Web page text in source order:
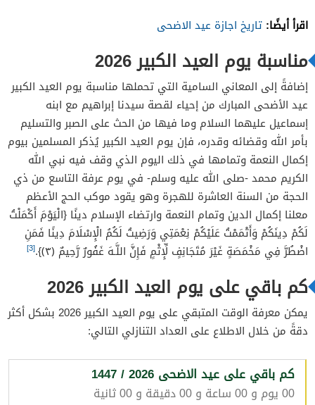
اقرأ أيضًا: تاريخ اجازة عيد الاضحى
مناسبة يوم العيد الكبير 2026
إضافةً إلى المعاني السامية التي تحملها مناسبة يوم العيد الكبير
عيد الأضحى المبارك من إحياء لقصة سيدنا إبراهيم مع ابنه
إسماعيل عليهما السلام وما فيها من الحث على الصبر والتسليم
بأمر الله وقضائه وقدره، فإن يوم العيد الكبير يُذكر المسلمين بيوم
إكمال النعمة وتمامها في ذلك اليوم الذي وقف فيه نبي الله
الكريم محمد -صلى الله عليه وسلم- في يوم عرفة التاسع من ذي
الحجة من السنة العاشرة للهجرة وهو يقود موكب الحج الأعظم
معلنا إكمال الدين وتمام النعمة وارتضاء الإسلام دينًا {الْيَوْمَ أَكْمَلْتُ
لَكُمْ دِينَكُمْ وَأَتْمَمْتُ عَلَيْكُمْ نِعْمَتِي وَرَضِيتُ لَكُمُ الْإِسْلَامَ دِينًا فَمَنِ
اضْطُرَّ فِي مَخْمَصَةٍ غَيْرَ مُتَجَانِفٍ لِّإِثْمٍ فَإِنَّ اللَّـهَ غَفُورٌ رَّحِيمٌ ﴿٣﴾}.
[3]
كم باقي على يوم العيد الكبير 2026
يمكن معرفة الوقت المتبقي على يوم العيد الكبير 2026 بشكل أكثر
دقةً من خلال الاطلاع على العداد التنازلي التالي:
كم باقي على عيد الاضحى 2026 / 1447
00 يوم و 00 ساعة و 00 دقيقة و 00 ثانية